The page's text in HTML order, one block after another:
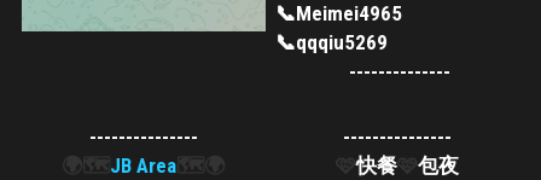
Permas 2
JB CIQ
📞Meimei4965
📞qqqiu5269
--------------
---------------
🌍🗺️JB Area 🗺️🌍
---------------
🩷快餐 🩷包夜